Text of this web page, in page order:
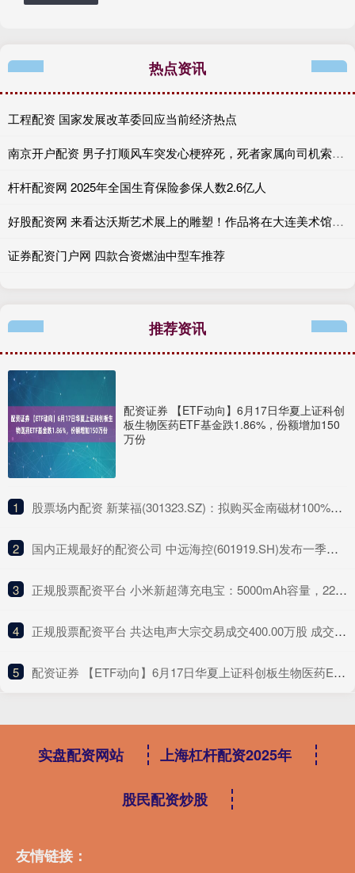
热点资讯
工程配资 国家发展改革委回应当前经济热点
南京开户配资 男子打顺风车突发心梗猝死，死者家属向司机索赔18万，法院不支持
杆杆配资网 2025年全国生育保险参保人数2.6亿人
好股配资网 来看达沃斯艺术展上的雕塑！作品将在大连美术馆进行巡展
证券配资门户网 四款合资燃油中型车推荐
推荐资讯
配资证券 【ETF动向】6月17日华夏上证科创
板生物医药ETF基金跌1.86%，份额增加150
万份
1 ​股票场内配资 新莱福(301323.SZ)：拟购买金南磁材100%股权
2 ​国内正规最好的配资公司 中远海控(601919.SH)发布一季度业绩，归母净利润116.95亿元，增长73.12%
3 ​正规股票配资平台 小米新超薄充电宝：5000mAh容量，22.5W快充，众筹仅售139元
4 ​正规股票配资平台 共达电声大宗交易成交400.00万股 成交额5060.00万元
5 ​配资证券 【ETF动向】6月17日华夏上证科创板生物医药ETF基金跌1.86%，份额增加150万份
实盘配资网站 上海杠杆配资2025年
股民配资炒股
友情链接：